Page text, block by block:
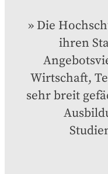
Die
ihren
Wirtschaft,
sehr breit